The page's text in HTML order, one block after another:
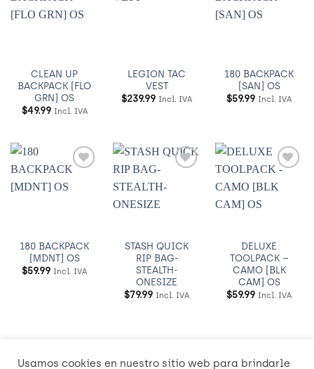
a
CLEAN UP
BACKPACK [FLO
GRN] OS
$49.99 Incl. IVA
LEGION TAC
VEST
$239.99 Incl. IVA
180 BACKPACK
[SAN] OS
$59.99 Incl. IVA
180 BACKPACK
[MDNT] OS
$59.99 Incl. IVA
STASH QUICK
RIP BAG-
STEALTH-
ONESIZE
$79.99 Incl. IVA
a
DELUXE
TOOLPACK –
CAMO [BLK
CAM] OS
$59.99 Incl. IVA
Usamos cookies en nuestro sitio web para brindarle